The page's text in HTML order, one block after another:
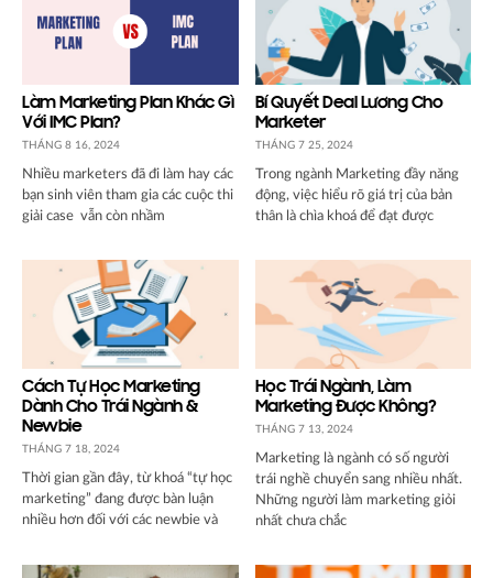
Làm Marketing Plan Khác Gì
Với IMC Plan?
THÁNG 8 16, 2024
Nhiều marketers đã đi làm hay các
bạn sinh viên tham gia các cuộc thi
giải case vẫn còn nhầm
Bí Quyết Deal Lương Cho
Marketer
THÁNG 7 25, 2024
Trong ngành Marketing đầy năng
động, việc hiểu rõ giá trị của bản
thân là chìa khoá để đạt được
Cách Tự Học Marketing
Dành Cho Trái Ngành &
Newbie
THÁNG 7 18, 2024
Thời gian gần đây, từ khoá “tự học
marketing” đang được bàn luận
nhiều hơn đối với các newbie và
Học Trái Ngành, Làm
Marketing Được Không?
THÁNG 7 13, 2024
Marketing là ngành có số người
trái nghề chuyển sang nhiều nhất.
Những người làm marketing giỏi
nhất chưa chắc